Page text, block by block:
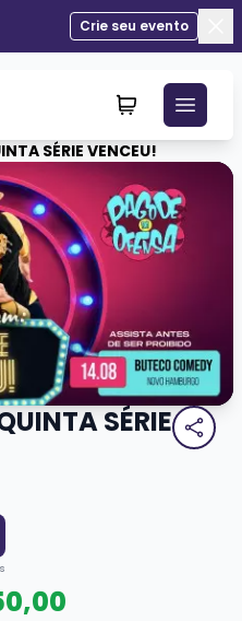
Crie seu evento
SÉRIE VENCEU!
SÉRIE